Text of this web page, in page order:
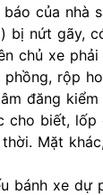
của nhà
nứt gãy,
chủ xe
rộp
đăng
cho biết,
Mặt
bánh xe